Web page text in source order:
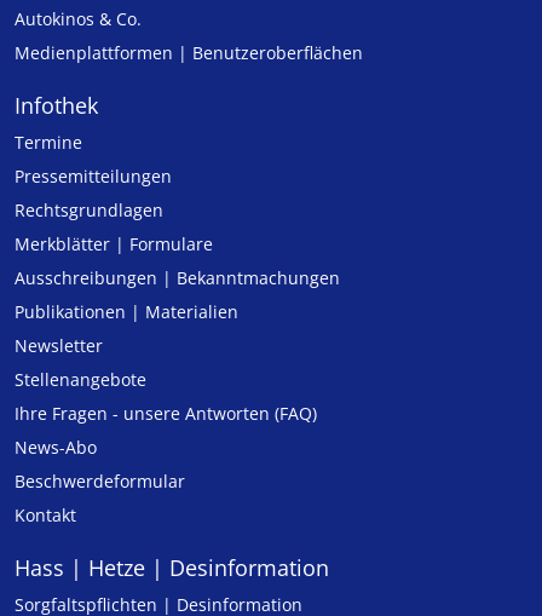
Autokinos & Co.
Medienplattformen | Benutzeroberflächen
Infothek
Termine
Pressemitteilungen
Rechtsgrundlagen
Merkblätter | Formulare
Ausschreibungen | Bekanntmachungen
Publikationen | Materialien
Newsletter
Stellenangebote
Ihre Fragen - unsere Antworten (FAQ)
News-Abo
Beschwerdeformular
Kontakt
Hass | Hetze | Desinformation
Sorgfaltspflichten | Desinformation